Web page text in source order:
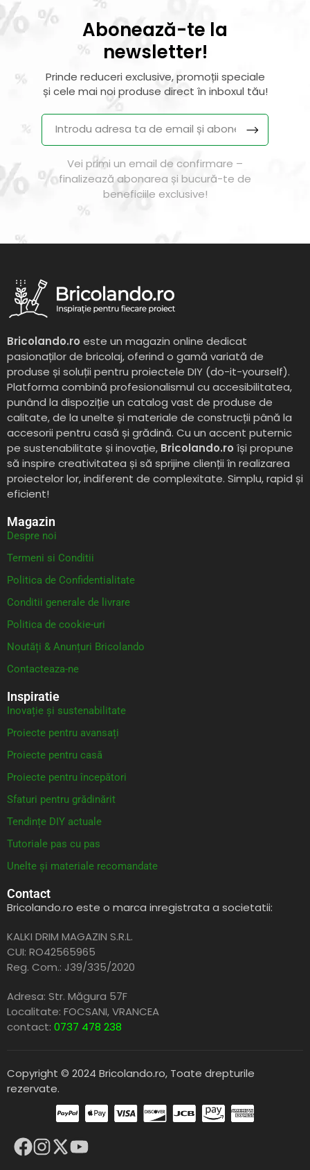
Abonează-te la
newsletter!
Prinde reduceri exclusive, promoții speciale
și cele mai noi produse direct în inboxul tău!
Vei primi un email de confirmare –
finalizează abonarea și bucură-te de
beneficiile exclusive!
Bricolando.ro este un magazin online dedicat
pasionaților de bricolaj, oferind o gamă variată de
produse și soluții pentru proiectele DIY (do-it-yourself).
Platforma combină profesionalismul cu accesibilitatea,
punând la dispoziție un catalog vast de produse de
calitate, de la unelte și materiale de construcții până la
accesorii pentru casă și grădină. Cu un accent puternic
pe sustenabilitate și inovație, Bricolando.ro își propune
să inspire creativitatea și să sprijine clienții în realizarea
proiectelor lor, indiferent de complexitate. Simplu, rapid și
eficient!
Magazin
Despre noi
Termeni si Conditii
Politica de Confidentialitate
Conditii generale de livrare
Politica de cookie-uri
Noutăți & Anunțuri Bricolando
Contacteaza-ne
Inspiratie
Inovație și sustenabilitate
Proiecte pentru avansați
Proiecte pentru casă
Proiecte pentru începători
Sfaturi pentru grădinărit
Tendințe DIY actuale
Tutoriale pas cu pas
Unelte și materiale recomandate
Contact
Bricolando.ro este o marca inregistrata a societatii:
KALKI DRIM MAGAZIN S.R.L.
CUI: RO42565965
Reg. Com.: J39/335/2020
Adresa: Str. Măgura 57F
Localitate: FOCSANI,VRANCEA
contact: 0737 478 238
Copyright © 2024 Bricolando.ro, Toate drepturile
rezervate.